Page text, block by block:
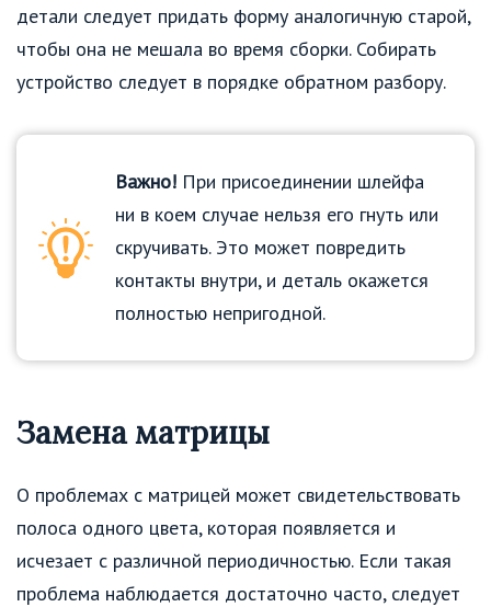
детали следует придать форму аналогичную старой,
чтобы она не мешала во время сборки. Собирать
устройство следует в порядке обратном разбору.
Важно! При присоединении шлейфа
ни в коем случае нельзя его гнуть или
скручивать. Это может повредить
контакты внутри, и деталь окажется
полностью непригодной.
Замена матрицы
О проблемах с матрицей может свидетельствовать
полоса одного цвета, которая появляется и
исчезает с различной периодичностью. Если такая
проблема наблюдается достаточно часто, следует